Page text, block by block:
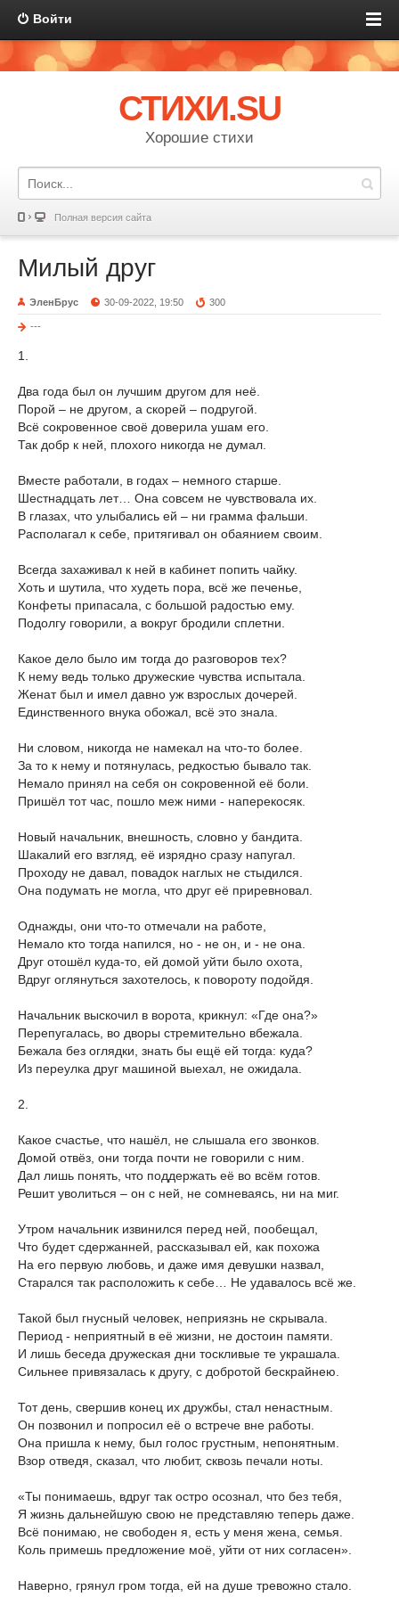
Войти
СТИХИ.SU
Хорошие стихи
Полная версия сайта
Милый друг
ЭленБрус 30-09-2022, 19:50 300
---
1.
Два года был он лучшим другом для неё.
Порой – не другом, а скорей – подругой.
Всё сокровенное своё доверила ушам его.
Так добр к ней, плохого никогда не думал.
Вместе работали, в годах – немного старше.
Шестнадцать лет… Она совсем не чувствовала их.
В глазах, что улыбались ей – ни грамма фальши.
Располагал к себе, притягивал он обаянием своим.
Всегда захаживал к ней в кабинет попить чайку.
Хоть и шутила, что худеть пора, всё же печенье,
Конфеты припасала, с большой радостью ему.
Подолгу говорили, а вокруг бродили сплетни.
Какое дело было им тогда до разговоров тех?
К нему ведь только дружеские чувства испытала.
Женат был и имел давно уж взрослых дочерей.
Единственного внука обожал, всё это знала.
Ни словом, никогда не намекал на что-то более.
За то к нему и потянулась, редкостью бывало так.
Немало принял на себя он сокровенной её боли.
Пришёл тот час, пошло меж ними - наперекосяк.
Новый начальник, внешность, словно у бандита.
Шакалий его взгляд, её изрядно сразу напугал.
Проходу не давал, повадок наглых не стыдился.
Она подумать не могла, что друг её приревновал.
Однажды, они что-то отмечали на работе,
Немало кто тогда напился, но - не он, и - не она.
Друг отошёл куда-то, ей домой уйти было охота,
Вдруг оглянуться захотелось, к повороту подойдя.
Начальник выскочил в ворота, крикнул: «Где она?»
Перепугалась, во дворы стремительно вбежала.
Бежала без оглядки, знать бы ещё ей тогда: куда?
Из переулка друг машиной выехал, не ожидала.
2.
Какое счастье, что нашёл, не слышала его звонков.
Домой отвёз, они тогда почти не говорили с ним.
Дал лишь понять, что поддержать её во всём готов.
Решит уволиться – он с ней, не сомневаясь, ни на миг.
Утром начальник извинился перед ней, пообещал,
Что будет сдержанней, рассказывал ей, как похожа
На его первую любовь, и даже имя девушки назвал,
Старался так расположить к себе… Не удавалось всё же.
Такой был гнусный человек, неприязнь не скрывала.
Период - неприятный в её жизни, не достоин памяти.
И лишь беседа дружеская дни тоскливые те украшала.
Сильнее привязалась к другу, с добротой бескрайнею.
Тот день, свершив конец их дружбы, стал ненастным.
Он позвонил и попросил её о встрече вне работы.
Она пришла к нему, был голос грустным, непонятным.
Взор отведя, сказал, что любит, сквозь печали ноты.
«Ты понимаешь, вдруг так остро осознал, что без тебя,
Я жизнь дальнейшую свою не представляю теперь даже.
Всё понимаю, не свободен я, есть у меня жена, семья.
Коль примешь предложение моё, уйти от них согласен».
Наверно, грянул гром тогда, ей на душе тревожно стало.